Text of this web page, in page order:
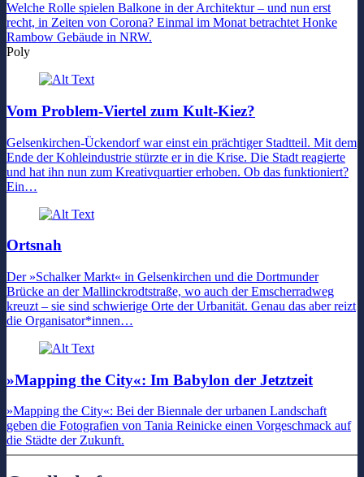
Welche Rolle spielen Balkone in der Architektur – und nun erst
recht, in Zeiten von Corona? Einmal im Monat betrachtet Honke
Rambow Gebäude in NRW.
Poly
Vom Problem-Viertel zum Kult-Kiez?
Gelsenkirchen-Ückendorf war einst ein prächtiger Stadtteil. Mit dem
Ende der Kohleindustrie stürzte er in die Krise. Die Stadt reagierte
und hat ihn nun zum Kreativquartier erhoben. Ob das funktioniert?
Ein…
Ortsnah
Der »Schalker Markt« in Gelsenkirchen und die Dortmunder
Brücke an der Mallinckrodtstraße, wo auch der Emscherradweg
kreuzt – sie sind schwierige Orte der Urbanität. Genau das aber reizt
die Organisator*innen…
»Mapping the City«: Im Babylon der Jetztzeit
»Mapping the City«: Bei der Biennale der urbanen Landschaft
geben die Fotografien von Tania Reinicke einen Vorgeschmack auf
die Städte der Zukunft.